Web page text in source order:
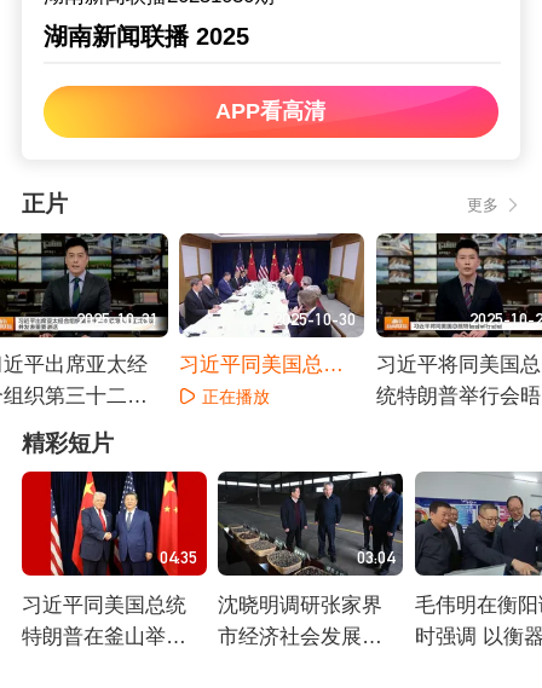
湖南新闻联播 2025
APP看高清
正片 更多
2025-10-31
平出席亚太经
织第三十二次
人非正式会议
表重要讲话
正在播放
2025-10-30
习近平同美国总统
特朗普在釜山举行
正在播放
2025-10-
习近平将同美国总
统特朗普举行会晤
精彩短片
04:35
习近平同美国总统
特朗普在釜山举行
03:04
沈晓明调研张家界
市经济社会发展情
毛伟明在衡
时强调 以衡